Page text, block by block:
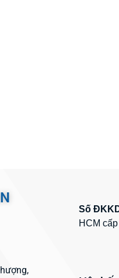
Số
HCM